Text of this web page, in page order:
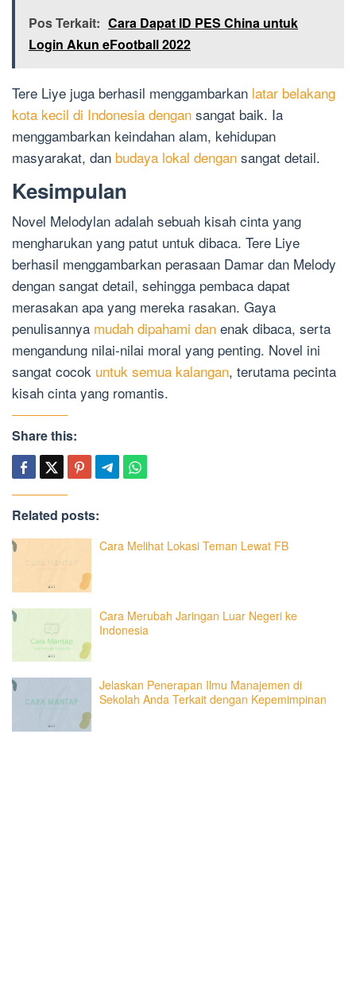
Pos Terkait: Cara Dapat ID PES China untuk
Login Akun eFootball 2022
Tere Liye juga berhasil menggambarkan latar belakang
kota kecil di Indonesia dengan sangat baik. Ia
menggambarkan keindahan alam, kehidupan
masyarakat, dan budaya lokal dengan sangat detail.
Kesimpulan
Novel Melodylan adalah sebuah kisah cinta yang
mengharukan yang patut untuk dibaca. Tere Liye
berhasil menggambarkan perasaan Damar dan Melody
dengan sangat detail, sehingga pembaca dapat
merasakan apa yang mereka rasakan. Gaya
penulisannya mudah dipahami dan enak dibaca, serta
mengandung nilai-nilai moral yang penting. Novel ini
sangat cocok untuk semua kalangan, terutama pecinta
kisah cinta yang romantis.
Share this:
Related posts:
Cara Melihat Lokasi Teman Lewat FB
Cara Merubah Jaringan Luar Negeri ke
Indonesia
Jelaskan Penerapan Ilmu Manajemen di
Sekolah Anda Terkait dengan Kepemimpinan